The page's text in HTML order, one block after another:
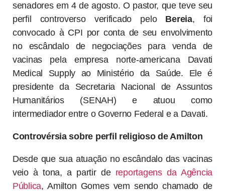
senadores em 4 de agosto. O pastor, que teve seu
perfil controverso verificado pelo Bereia, foi
convocado à CPI por conta de seu envolvimento
no escândalo de negociações para venda de
vacinas pela empresa norte-americana Davati
Medical Supply ao Ministério da Saúde. Ele é
presidente da Secretaria Nacional de Assuntos
Humanitários (SENAH) e atuou como
intermediador entre o Governo Federal e a Davati.
Controvérsia sobre perfil religioso de Amilton
Desde que sua atuação no escândalo das vacinas
veio à tona, a partir de reportagens da Agência
Pública, Amilton Gomes vem sendo chamado de